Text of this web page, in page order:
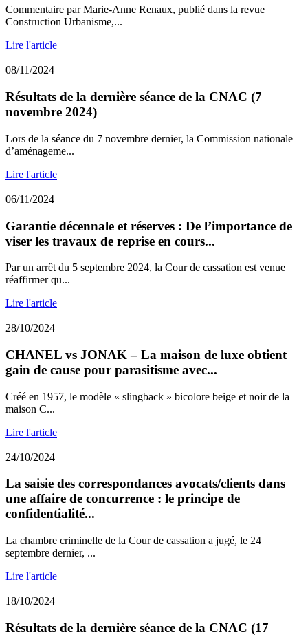
Commentaire par Marie-Anne Renaux, publié dans la revue
Construction Urbanisme,...
Lire l'article
08/11/2024
Résultats de la dernière séance de la CNAC (7
novembre 2024)
Lors de la séance du 7 novembre dernier, la Commission nationale
d’aménageme...
Lire l'article
06/11/2024
Garantie décennale et réserves : De l’importance de
viser les travaux de reprise en cours...
Par un arrêt du 5 septembre 2024, la Cour de cassation est venue
réaffirmer qu...
Lire l'article
28/10/2024
CHANEL vs JONAK – La maison de luxe obtient
gain de cause pour parasitisme avec...
Créé en 1957, le modèle « slingback » bicolore beige et noir de la
maison C...
Lire l'article
24/10/2024
La saisie des correspondances avocats/clients dans
une affaire de concurrence : le principe de
confidentialité...
La chambre criminelle de la Cour de cassation a jugé, le 24
septembre dernier, ...
Lire l'article
18/10/2024
Résultats de la dernière séance de la CNAC (17